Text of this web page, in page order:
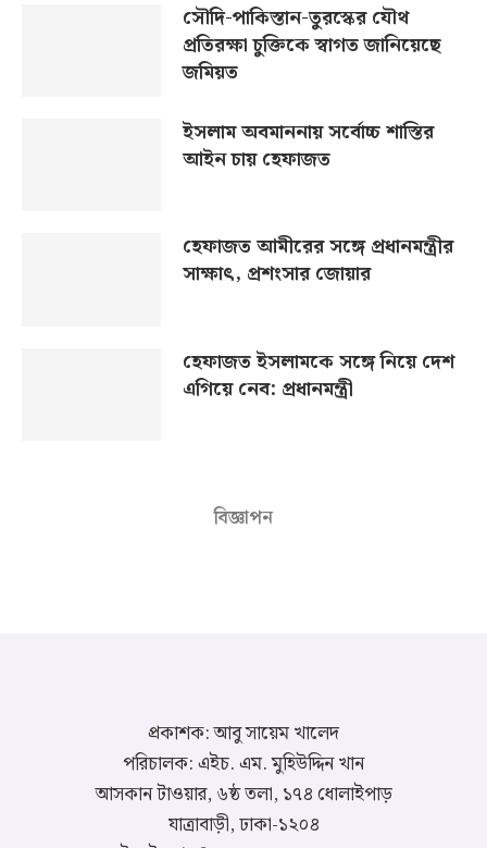
সৌদি-পাকিস্তান-তুরস্কের যৌথ
প্রতিরক্ষা চুক্তিকে স্বাগত জানিয়েছে
জমিয়ত
ইসলাম অবমাননায় সর্বোচ্চ শাস্তির
আইন চায় হেফাজত
হেফাজত আমীরের সঙ্গে প্রধানমন্ত্রীর
সাক্ষাৎ, প্রশংসার জোয়ার
হেফাজত ইসলামকে সঙ্গে নিয়ে দেশ
এগিয়ে নেব: প্রধানমন্ত্রী
বিজ্ঞাপন
প্রকাশক: আবু সায়েম খালেদ
পরিচালক: এইচ. এম. মুহিউদ্দিন খান
আসকান টাওয়ার, ৬ষ্ঠ তলা, ১৭৪ ধোলাইপাড়
যাত্রাবাড়ী, ঢাকা-১২০৪